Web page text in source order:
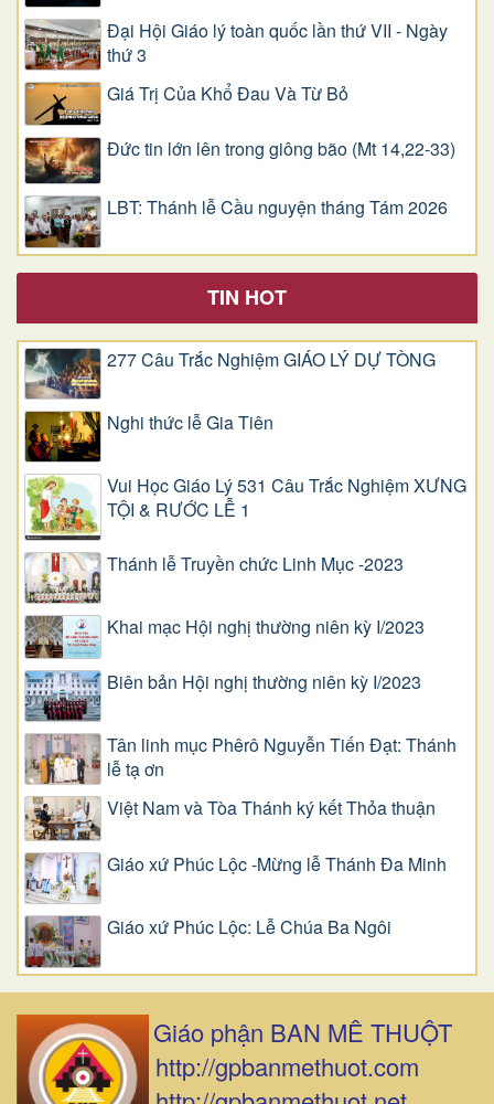
Đại Hội Giáo lý toàn quốc lần thứ VII - Ngày
thứ 3
Giá Trị Của Khổ Ðau Và Từ Bỏ
Đức tin lớn lên trong giông bão (Mt 14,22-33)
LBT: Thánh lễ Cầu nguyện tháng Tám 2026
TIN HOT
277 Câu Trắc Nghiệm GIÁO LÝ DỰ TÒNG
Nghi thức lễ Gia Tiên
Vui Học Giáo Lý 531 Câu Trắc Nghiệm XƯNG
TỘI & RƯỚC LỄ 1
Thánh lễ Truyền chức Linh Mục -2023
Khai mạc Hội nghị thường niên kỳ I/2023
Biên bản Hội nghị thường niên kỳ I/2023
Tân linh mục Phêrô Nguyễn Tiến Đạt: Thánh
lễ tạ ơn
Việt Nam và Tòa Thánh ký kết Thỏa thuận
Giáo xứ Phúc Lộc -Mừng lễ Thánh Đa Minh
Giáo xứ Phúc Lộc: Lễ Chúa Ba Ngôi
Giáo phận BAN MÊ THUỘT
http://gpbanmethuot.com